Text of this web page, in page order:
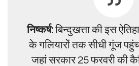
निष्कर्ष:बिन्दुखत्ता की इस
के गलियारों तक सीधी गूंज
जहां सरकार 25 फरवरी की